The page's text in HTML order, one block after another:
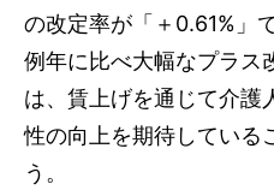
の改定率が「＋0.61%」で
例年に比べ大幅なプラス
は、賃上げを通じて介護
性の向上を期待している
う。